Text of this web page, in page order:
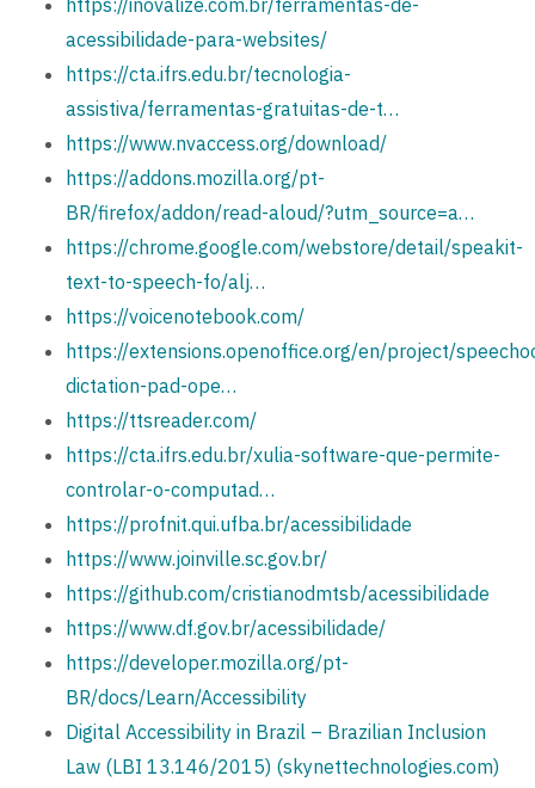
https://inovalize.com.br/ferramentas-de-
acessibilidade-para-websites/
https://cta.ifrs.edu.br/tecnologia-
assistiva/ferramentas-gratuitas-de-t…
https://www.nvaccess.org/download/
https://addons.mozilla.org/pt-
BR/firefox/addon/read-aloud/?utm_source=a…
https://chrome.google.com/webstore/detail/speakit-
text-to-speech-fo/alj…
https://voicenotebook.com/
https://extensions.openoffice.org/en/project/
dictation-pad-ope…
https://ttsreader.com/
https://cta.ifrs.edu.br/xulia-software-que-permite-
controlar-o-computad…
https://profnit.qui.ufba.br/acessibilidade
https://www.joinville.sc.gov.br/
https://github.com/cristianodmtsb/acessibilidade
https://www.df.gov.br/acessibilidade/
https://developer.mozilla.org/pt-
BR/docs/Learn/Accessibility
Digital Accessibility in Brazil – Brazilian Inclusion
Law (LBI 13.146/2015) (skynettechnologies.com)